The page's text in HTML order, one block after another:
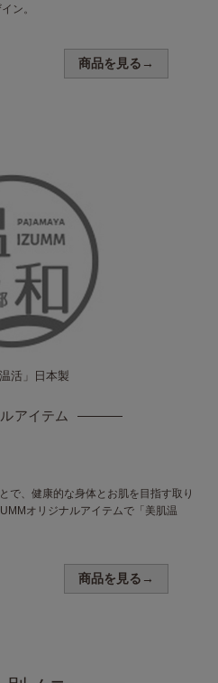
ン。
商品を見る→
アイテム
活」 日本製
で、健康的な身体とお肌を目指す取り
オリジナルアイテムで「美肌温
商品を見る→